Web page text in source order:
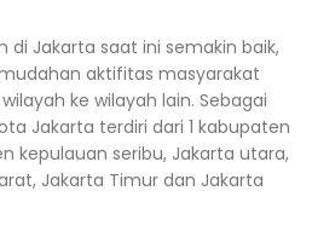
di Jakarta saat ini semakin baik,
aktifitas masyarakat
ke wilayah lain. Sebagai
Jakarta terdiri dari 1 kabupaten
kepulauan seribu, Jakarta utara,
Jakarta Timur dan Jakarta